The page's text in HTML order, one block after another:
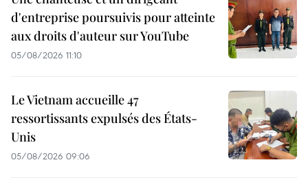
d'entreprise poursuivis pour atteinte
aux droits d'auteur sur YouTube
05/08/2026 11:10
Le Vietnam accueille 47
ressortissants expulsés des États-
Unis
05/08/2026 09:06